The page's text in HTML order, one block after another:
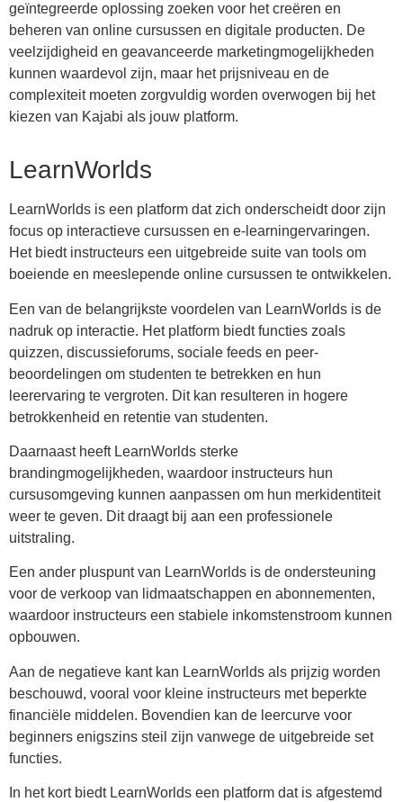
geïntegreerde oplossing zoeken voor het creëren en
beheren van online cursussen en digitale producten. De
veelzijdigheid en geavanceerde marketingmogelijkheden
kunnen waardevol zijn, maar het prijsniveau en de
complexiteit moeten zorgvuldig worden overwogen bij het
kiezen van Kajabi als jouw platform.
LearnWorlds
LearnWorlds is een platform dat zich onderscheidt door zijn
focus op interactieve cursussen en e-learningervaringen.
Het biedt instructeurs een uitgebreide suite van tools om
boeiende en meeslepende online cursussen te ontwikkelen.
Een van de belangrijkste voordelen van LearnWorlds is de
nadruk op interactie. Het platform biedt functies zoals
quizzen, discussieforums, sociale feeds en peer-
beoordelingen om studenten te betrekken en hun
leerervaring te vergroten. Dit kan resulteren in hogere
betrokkenheid en retentie van studenten.
Daarnaast heeft LearnWorlds sterke
brandingmogelijkheden, waardoor instructeurs hun
cursusomgeving kunnen aanpassen om hun merkidentiteit
weer te geven. Dit draagt bij aan een professionele
uitstraling.
Een ander pluspunt van LearnWorlds is de ondersteuning
voor de verkoop van lidmaatschappen en abonnementen,
waardoor instructeurs een stabiele inkomstenstroom kunnen
opbouwen.
Aan de negatieve kant kan LearnWorlds als prijzig worden
beschouwd, vooral voor kleine instructeurs met beperkte
financiële middelen. Bovendien kan de leercurve voor
beginners enigszins steil zijn vanwege de uitgebreide set
functies.
In het kort biedt LearnWorlds een platform dat is afgestemd